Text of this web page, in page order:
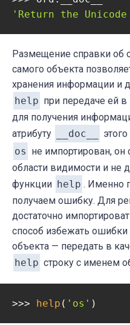
'Return the
Размещение справки об
самого объекта
хранения информации и
help при передаче ей в
для получения
атрибуту
__doc__
os не импортирован, он
области видимости и не
функции help . Именно
получаем ошибку. Для
достаточно
способ избежать
объекта — передать в
help строку с именем
>>> help ( 'os' )